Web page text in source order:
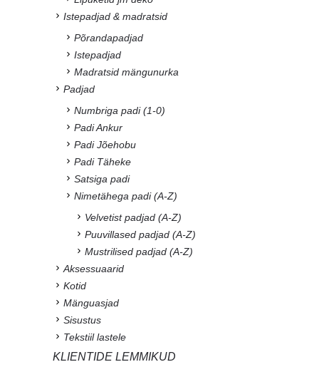
Istepadjad & madratsid
Põrandapadjad
Istepadjad
Madratsid mängunurka
Padjad
Numbriga padi (1-0)
Padi Ankur
Padi Jõehobu
Padi Täheke
Satsiga padi
Nimetähega padi (A-Z)
Velvetist padjad (A-Z)
Puuvillased padjad (A-Z)
Mustrilised padjad (A-Z)
Aksessuaarid
Kotid
Mänguasjad
Sisustus
Tekstiil lastele
KLIENTIDE LEMMIKUD